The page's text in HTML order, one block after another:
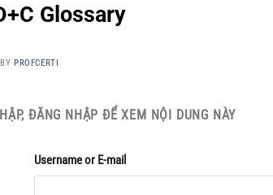
Glossary
BYPROFCERTI
ĐĂNG NHẬP ĐỂ XEM NỘI DUNG NÀY
Username or E-mail